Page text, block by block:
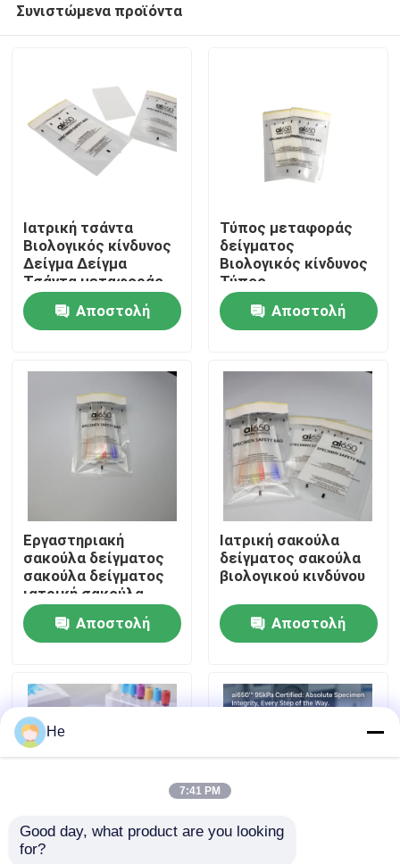
Προϊόντα
Βίντεο
Επισκεψή εργοστασίου
Έλεγχος ποιότητας
Ειδήσεις
Ζητήστε μια προσφορά
95kPa τσάντα μεταφορών δειγμάτων
Συνιστώμενα προϊόντα
Ιατρική τσάντα
Βιολογικός κίνδυνος
Δείγμα Δείγμα
Τσάντα μεταφοράς
Αποστολή
Τύπος μεταφοράς
δείγματος
Βιολογικός κίνδυνος
Τύπος
εργαστηριακού
δείγματοςΑποστολή
Εργαστηριακή
σακούλα δείγματος
σακούλα δείγματος
ιατρική σακούλα
Αποστολή
Ιατρική σακούλα
δείγματος σακούλα
βιολογικού κινδύνου
Αποστολή
Εργαστηριακή
He
7:41 PM
Good day, what product are you looking
for?